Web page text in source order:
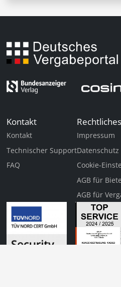
Diese Veranstaltung
ist für Siekostenfrei
Kontakt
Kontakt
Technischer Support
FAQ
Rechtliches
Impressum
Datenschutz
Cookie-
AGB für
AGB für